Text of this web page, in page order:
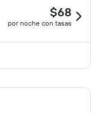
$68
por noche con tasas